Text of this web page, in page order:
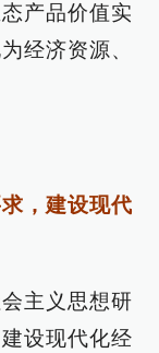
产品价值实
经济资源、
，建设现代
主义思想研
设现代化经